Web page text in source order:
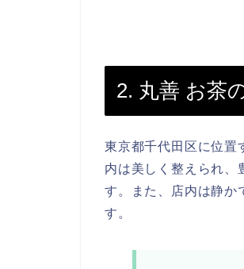
2. 丸善 お茶
東京都千代田区に位置
内は美しく整えられ、
す。また、店内は静か
す。